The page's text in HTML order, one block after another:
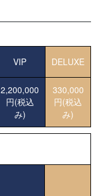
VIP DELUXE
2,200,000
円(税込
み)
330,000
円(税込
み)